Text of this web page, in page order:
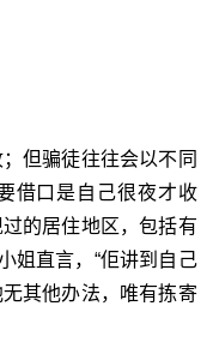
但骗徒往往会以不同
借口是自己很夜才收
的居住地区，包括有
姐直言，“佢讲到自己
其他办法，唯有拣寄